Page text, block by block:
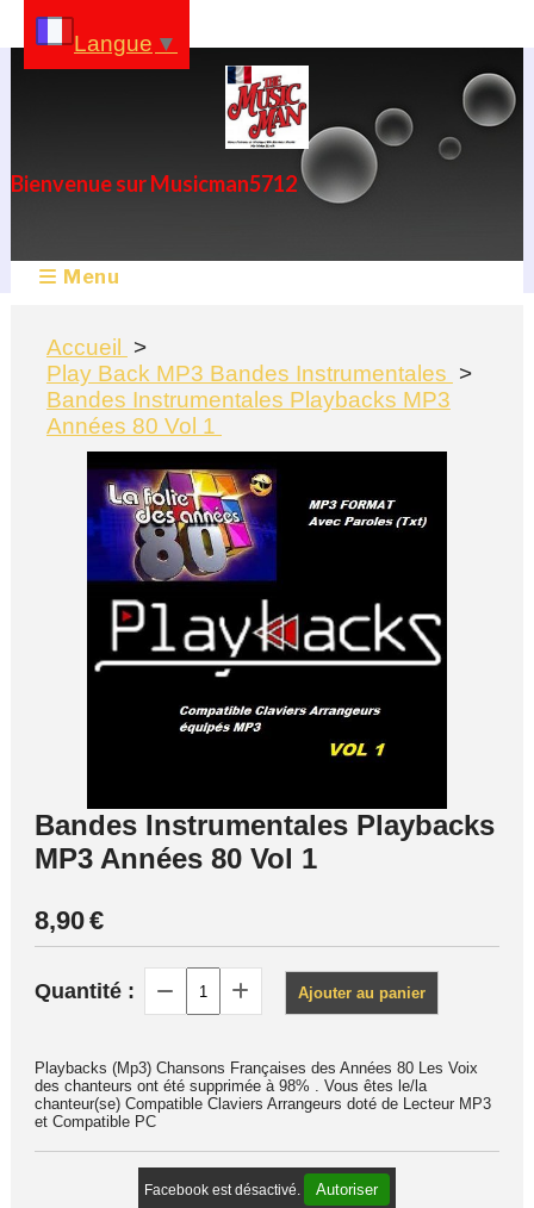
Bienvenue sur Musicman5712
Menu
Accueil
Play Back MP3 Bandes Instrumentales
Bandes Instrumentales Playbacks MP3
Années 80 Vol 1
Bandes Instrumentales Playbacks
MP3 Années 80 Vol 1
8,90€
Quantité : Ajouter au panier
Playbacks (Mp3) Chansons Françaises des Années 80 Les Voix
des chanteurs ont été supprimée à 98% . Vous êtes le/la
chanteur(se) Compatible Claviers Arrangeurs doté de Lecteur MP3
et Compatible PC
Facebook est désactivé. Autoriser
Langue ▼